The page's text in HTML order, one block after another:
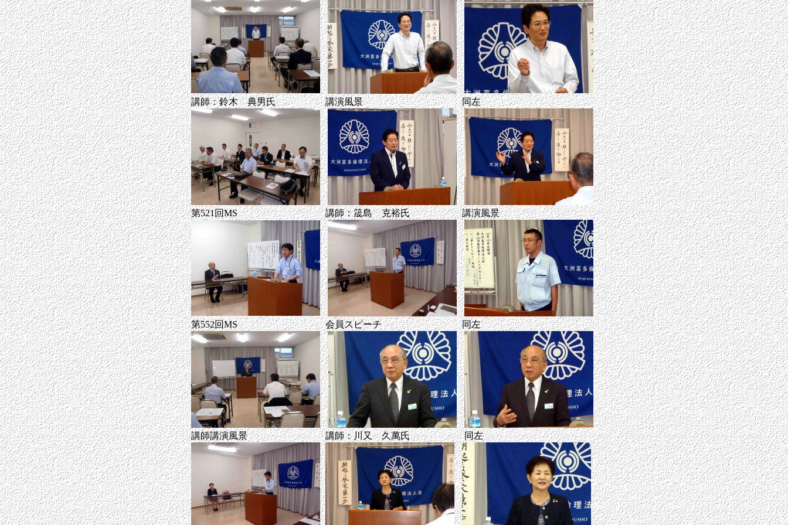
講師：鈴木 典男氏 講演風景 同左
第521回MS 講師：筬島 克裕氏 講演風景
第552回MS 会員スピーチ 同左
講師講演風景 講師：川又 久萬氏 同左